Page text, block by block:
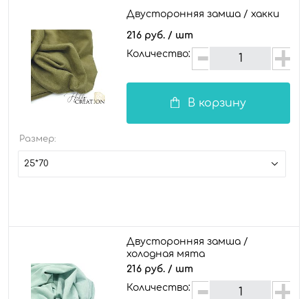
Двусторонняя замша / хакки
216 руб. / шт
Количество:
В корзину
Размер:
25*70
Двусторонняя замша /
холодная мята
216 руб. / шт
Количество: